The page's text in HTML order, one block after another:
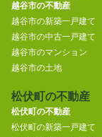
越谷市の不動産
越谷市の新築一戸建て
越谷市の中古一戸建て
越谷市のマンション
越谷市の土地
松伏町の不動産
松伏町の不動産
松伏町の新築一戸建て